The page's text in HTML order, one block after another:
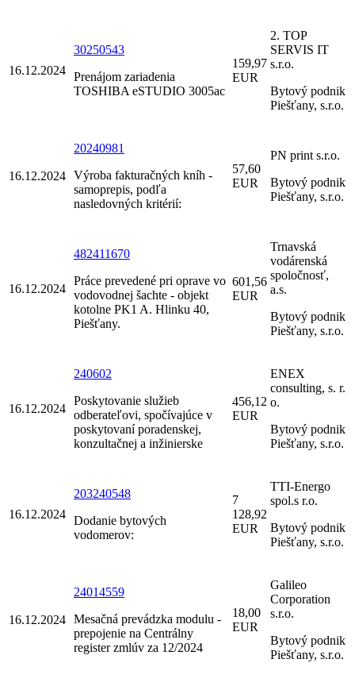
16.12.2024
30250543
Prenájom zariadenia
TOSHIBA eSTUDIO 3005ac
159,97
EUR
2. TOP
SERVIS IT
s.r.o.
Bytový podnik
Piešťany, s.r.o.
16.12.2024
20240981
Výroba fakturačných kníh -
samoprepis, podľa
nasledovných kritérií:
57,60
EUR
PN print s.r.o.
Bytový podnik
Piešťany, s.r.o.
16.12.2024
482411670
Práce prevedené pri oprave vo
vodovodnej šachte - objekt
kotolne PK1 A. Hlinku 40,
Piešťany.
601,56
EUR
Trnavská
vodárenská
spoločnosť,
a.s.
Bytový podnik
Piešťany, s.r.o.
16.12.2024
240602
Poskytovanie služieb
odberateľovi, spočívajúce v
poskytovaní poradenskej,
konzultačnej a inžinierske
456,12
EUR
ENEX
consulting, s. r.
o.
Bytový podnik
Piešťany, s.r.o.
16.12.2024
203240548
Dodanie bytových
vodomerov:
7
128,92
EUR
TTI-Energo
spol.s r.o.
Bytový podnik
Piešťany, s.r.o.
16.12.2024
24014559
Mesačná prevádzka modulu -
prepojenie na Centrálny
register zmlúv za 12/2024
18,00
EUR
Galileo
Corporation
s.r.o.
Bytový podnik
Piešťany, s.r.o.